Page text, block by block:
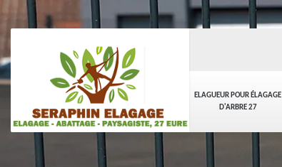
ELAGUEUR POUR ÉLAGAGE
D'ARBRE 27